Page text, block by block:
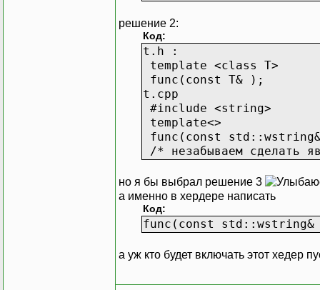
решение 2:
Код:
t.h :
template <class T>
func(const T& );
t.cpp
#include <string>
template<>
func(const
/* незабываем сделать
но я бы выбрал решение 3
а именно в хердере написать
Код:
func(const
а уж кто будет включать этот хедер